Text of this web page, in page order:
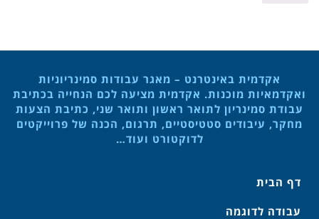
אקדמית באינטרנט – מאגר עבודות סמינריוניות
ואקדמאיות מוכנות. אקדמית מציעה לכם הנחייה בכתיבת
עבודת סמינריון לתואר ראשון ותואר שני, כתיבת הצעות
מחקר, עיבודים סטטיסטיים, תרגום, הכנה של פרוייקטים
לדוקטורט ועוד…
דף הבית
עבודה לדוגמה